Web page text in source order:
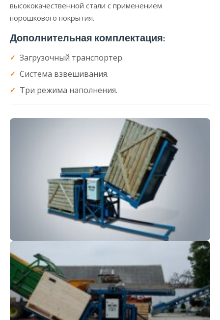
высококачественной стали с применением
порошкового покрытия.
Дополнительная комплектация:
Загрузочный транспортер.
Система взвешивания.
Три режима наполнения.